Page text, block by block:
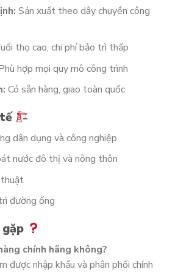
Sản xuất theo dây chuyền công
thọ cao, chi phí bảo trì thấp
hợp mọi quy mô công trình
Có sẵn hàng, giao toàn quốc
dân dụng và công nghiệp
nước đô thị và nông thôn
đường ống
chính hãng không?
được nhập khẩu và phân phối chính